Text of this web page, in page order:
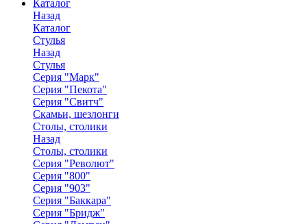
Каталог
Назад
Каталог
Стулья
Назад
Стулья
Серия "Марк"
Серия "Пекота"
Серия "Свитч"
Скамьи, шезлонги
Столы, столики
Назад
Столы, столики
Серия "Револют"
Серия "800"
Серия "903"
Серия "Баккара"
Серия "Бридж"